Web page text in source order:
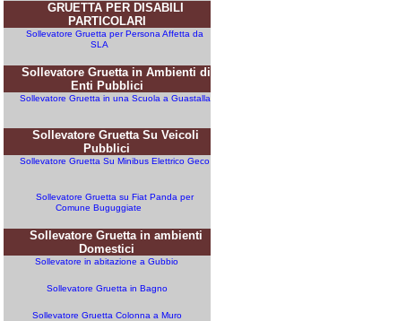
GRUETTA PER DISABILI
PARTICOLARI
Sollevatore Gruetta per Persona Affetta da
SLA
Sollevatore Gruetta in Ambienti di
Enti Pubblici
Sollevatore Gruetta in una Scuola a Guastalla
Sollevatore Gruetta Su Veicoli
Pubblici
Sollevatore Gruetta Su Minibus Elettrico Geco
Sollevatore Gruetta su Fiat Panda per
Comune Buguggiate
Sollevatore Gruetta in ambienti
Domestici
Sollevatore in abitazione a Gubbio
Sollevatore Gruetta in Bagno
Sollevatore Gruetta Colonna a Muro